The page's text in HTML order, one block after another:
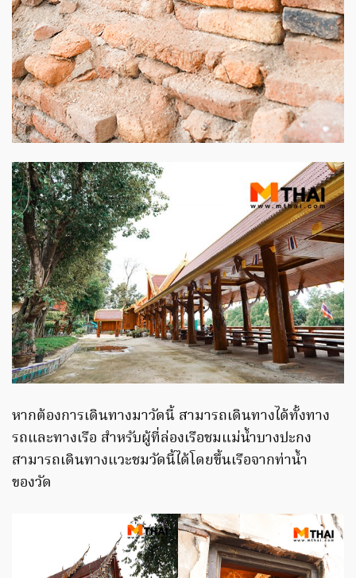
หากต้องการเดินทางมาวัดนี้ สามารถเดินทางได้ทั้งทาง
รถและทางเรือ สำหรับผู้ที่ล่องเรือชมแม่น้ำบางปะกง
สามารถเดินทางแวะชมวัดนี้ได้โดยขึ้นเรือจากท่าน้ำ
ของวัด